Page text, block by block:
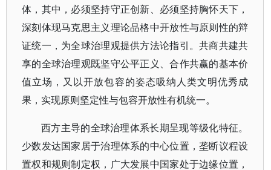
体，其中，必须坚持守正创新、必须坚持胸怀天下，
深刻体现马克思主义理论品格中开放性与原则性的辩
证统一，为全球治理观提供方法论指引。共商共建共
享的全球治理观既坚守公平正义、合作共赢的基本价
值立场，又以开放包容的姿态吸纳人类文明优秀成
果，实现原则坚定性与包容开放性有机统一。
西方主导的全球治理体系长期呈现等级化特征。
少数发达国家居于治理体系的中心位置，垄断议程设
置权和规则制定权，广大发展中国家处于边缘位置，